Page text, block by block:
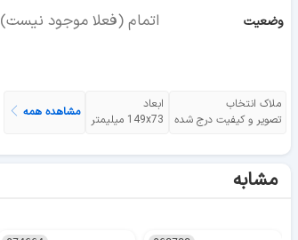
وضعیت اتمام (فعلا موجود نیست)
ملاک انتخاب
تصویر و کیفیت درج شده
ابعاد
149x73 میلیمتر
مشاهده همه
مشابه